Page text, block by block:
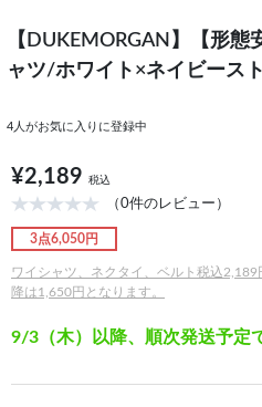
【DUKEMORGAN】【形
ャツ/ホワイト×ネイビース
4 人がお気に入りに登録中
¥2,189 税込
（0件のレビュー）
3点6,050円
ワイシャツ、ネクタイ、ベルト税込
降は1,650円となります。
9/3（木）以降、順次発送予定